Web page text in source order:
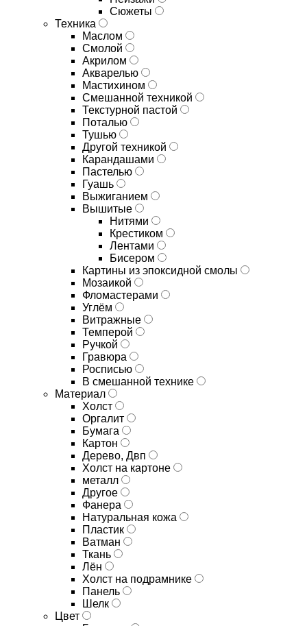
Сюжеты
Техника
Маслом
Смолой
Акрилом
Акварелью
Мастихином
Смешанной техникой
Текстурной пастой
Поталью
Тушью
Другой техникой
Карандашами
Пастелью
Гуашь
Выжиганием
Вышитые
Нитями
Крестиком
Лентами
Бисером
Картины из эпоксидной смолы
Мозаикой
Фломастерами
Углём
Витражные
Темперой
Ручкой
Гравюра
Росписью
В смешанной технике
Материал
Холст
Оргалит
Бумага
Картон
Дерево, Двп
Холст на картоне
металл
Другое
Фанера
Натуральная кожа
Пластик
Ватман
Ткань
Лён
Холст на подрамнике
Панель
Шелк
Цвет